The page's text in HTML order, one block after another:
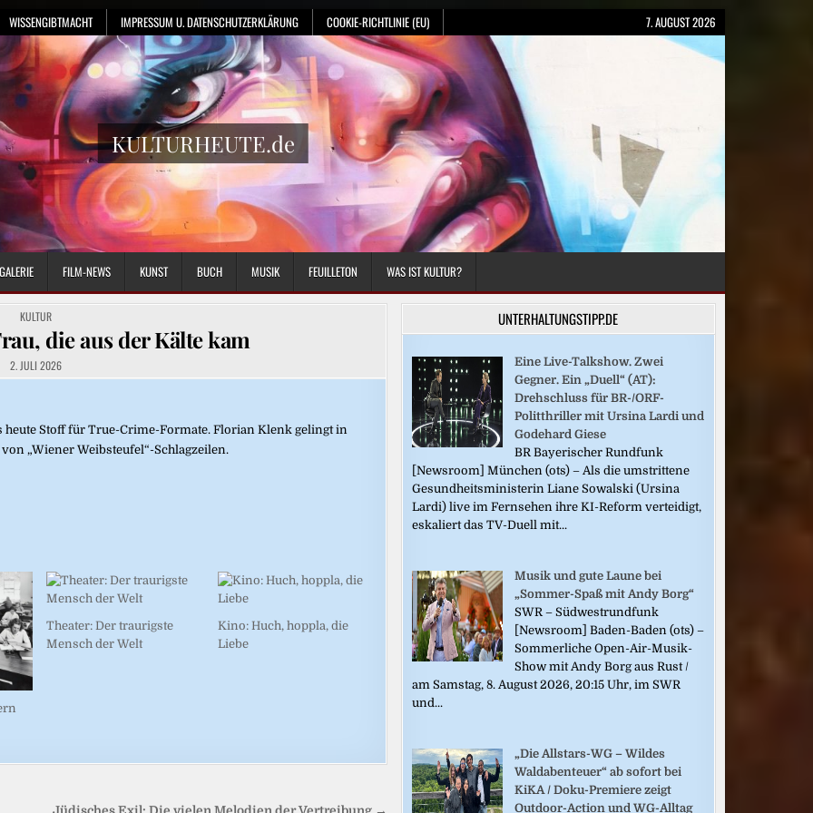
WISSENGIBTMACHT IMPRESSUM U. DATENSCHUTZERKLÄRUNG COOKIE-RICHTLINIE (EU) 7. AUGUST 2026
KULTURHEUTE.de
FILM-NEWS KUNST BUCH MUSIK FEUILLETON WAS IST KULTUR?
POSTED
IN
KULTUR
die aus der Kälte kam
2. JULI 2026
Stoff für True-Crime-Formate. Florian Klenk gelingt in
„Wiener Weibsteufel“-Schlagzeilen.
Theater: Der traurigste
Mensch der Welt
Kino: Huch, hoppla, die
Liebe
UNTERHALTUNGSTIPP.DE
Eine Live-Talkshow. Zwei
Gegner. Ein „Duell“ (AT):
Drehschluss für BR-/ORF-
Politthriller mit Ursina Lardi und
Godehard Giese
BR Bayerischer Rundfunk
[Newsroom] München (ots) – Als die umstrittene
Gesundheitsministerin Liane Sowalski (Ursina
Lardi) live im Fernsehen ihre KI-Reform verteidigt,
eskaliert das TV-Duell mit...
Musik und gute Laune bei
„Sommer-Spaß mit Andy Borg“
SWR – Südwestrundfunk
[Newsroom] Baden-Baden (ots) –
Sommerliche Open-Air-Musik-
Show mit Andy Borg aus Rust /
am Samstag, 8. August 2026, 20:15 Uhr, im SWR
und...
„Die Allstars-WG – Wildes
Waldabenteuer“ ab sofort bei
KiKA / Doku-Premiere zeigt
Outdoor-Action und WG-Alltag